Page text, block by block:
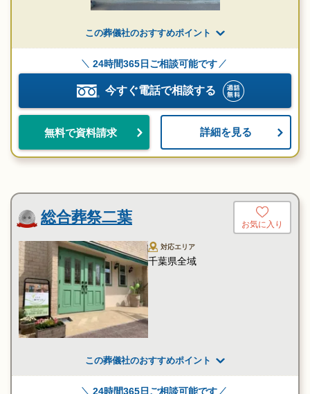
この葬儀社のおすすめポイント
24時間365日ご相談可能です
今すぐ電話で相談する
無料で資料請求 詳細を見る
総合葬祭二葉 お気に入り
対応エリア
千葉県全域
この葬儀社のおすすめポイント
24時間365日ご相談可能です